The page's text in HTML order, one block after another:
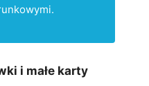
i małe karty